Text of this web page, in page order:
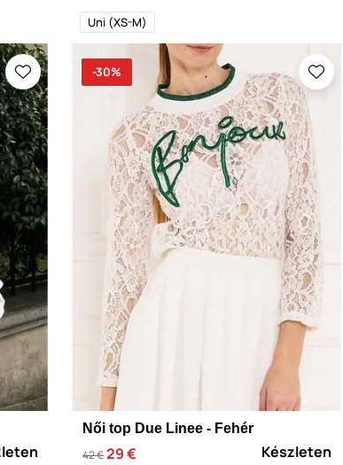
Uni (XS-M)
-30%
Női top Due Linee - Fehér
42 €29 € Készleten